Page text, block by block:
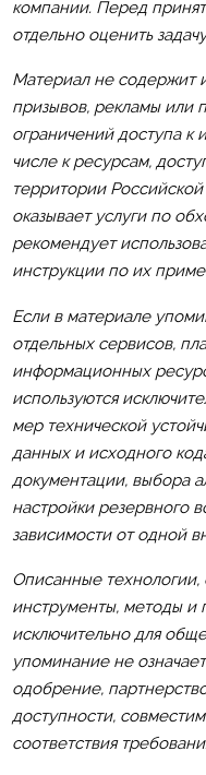
компании. Перед
отдельно оценить
Материал не содержит
призывов, рекламы или
ограничений доступа
числе к ресурсам,
территории
оказывает услуги по
рекомендует
инструкции по их
Если в материале
отдельных сервисов,
информационных
используются
мер технической
данных и исходного
документации, выбора
настройки резервного
зависимости от одной
Описанные
инструменты, методы
исключительно для
упоминание не
одобрение,
доступности,
соответствия